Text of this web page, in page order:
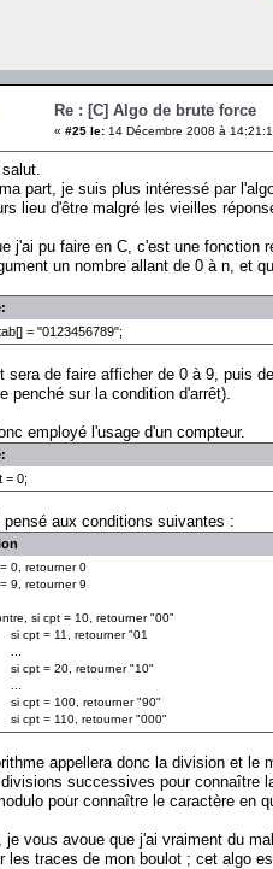
Re : [C] Algo de brute force
« #25 le: 14 Décembre 2008 à
part, je suis plus intéressé par
lieu d'être malgré les vieilles
j'ai pu faire en C, c'est une fonction
un nombre allant de 0 à n, et
= "0123456789";
sera de faire afficher de 0 à 9, puis
penché sur la condition d'arrêt).
employé l'usage d'un compteur.
= 0;
pensé aux conditions suivantes :
0, retourner 0
9, retourner 9
si cpt = 10, retourner "00"
= 11, retourner "01
= 20, retourner "10"
= 100, retourner "90"
= 110, retourner "000"
appellera donc la division et le
successives pour connaître
pour connaître le caractère en
je vous avoue que j'ai vraiment du
les traces de mon boulot ; cet algo